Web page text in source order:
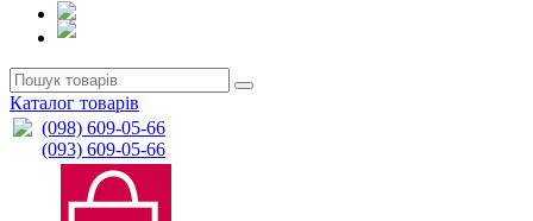
Каталог товарів
(098) 609-05-66
(093) 609-05-66